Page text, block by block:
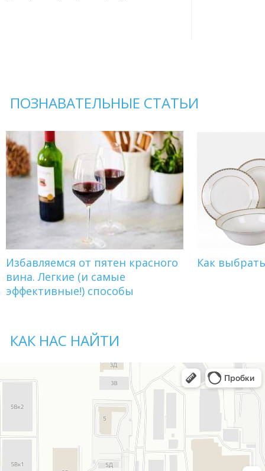
ПОЗНАВАТЕЛЬНЫЕ СТАТЬИ
Избавляемся от пятен красного
вина. Легкие (и самые
эффективные!) способы
Как
КАК НАС НАЙТИ